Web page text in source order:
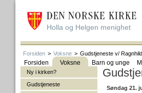
Holla og Helgen menighet
Forsiden > Voksne > Gudstjeneste v/
Forsiden Voksne Barn og unge
Ny i kirken?
Gudstjeneste
Søndag 21.